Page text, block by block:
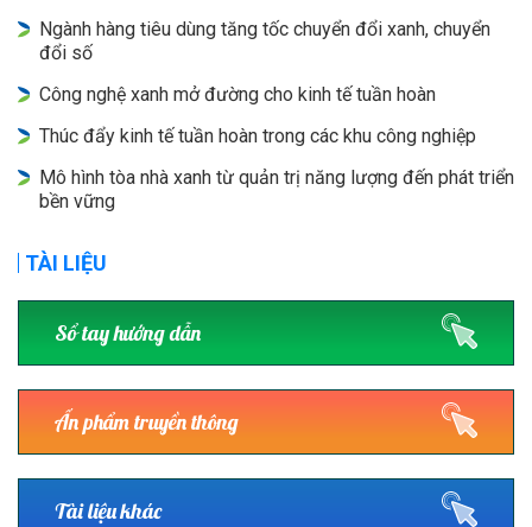
Ngành hàng tiêu dùng tăng tốc chuyển đổi xanh, chuyển
đổi số
Công nghệ xanh mở đường cho kinh tế tuần hoàn
Thúc đẩy kinh tế tuần hoàn trong các khu công nghiệp
Mô hình tòa nhà xanh từ quản trị năng lượng đến phát triển
bền vững
TÀI LIỆU
Sổ tay hướng dẫn
Ấn phẩm truyền thông
Tài liệu khác